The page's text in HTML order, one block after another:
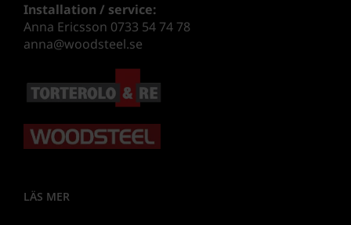
Installation / service:
Anna Ericsson 0733 54 74 78
anna@woodsteel.se
LÄS MER